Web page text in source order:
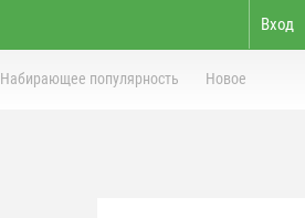
Вход
Набирающее популярность Новое